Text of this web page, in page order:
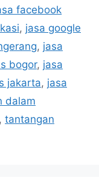
facebook
, jasa google
, jasa
bogor, jasa
jakarta, jasa
dalam
, tantangan